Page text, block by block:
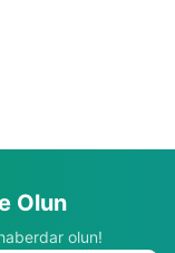
Olun
olun!